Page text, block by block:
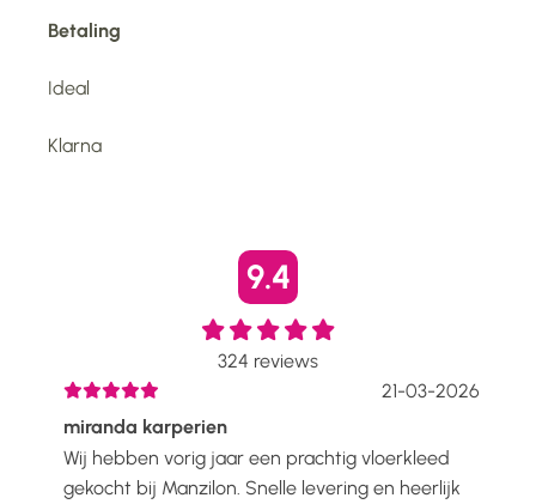
Betaling
Ideal
Klarna
9.4
324 reviews
21-03-2026
miranda karperien
Wij hebben vorig jaar een prachtig vloerkleed
gekocht bij Manzilon. Snelle levering en heerlijk